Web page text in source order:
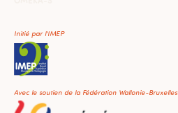
Initié par l'IMEP
Avec le soutien de la Fédération Wallonie-Bruxelles